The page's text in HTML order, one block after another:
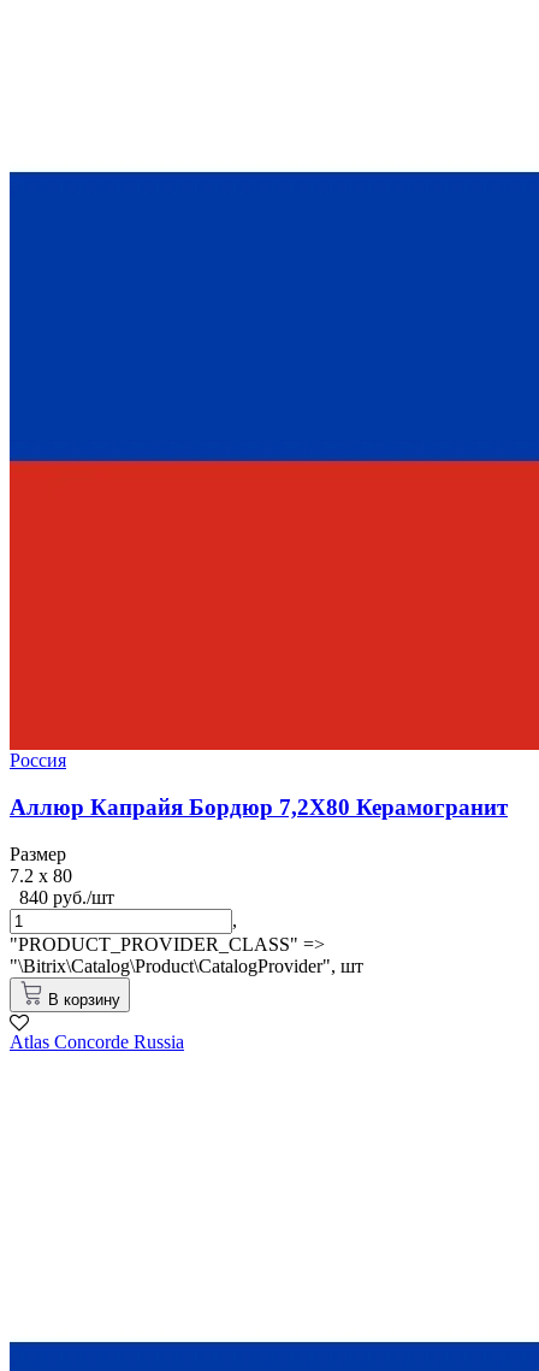
Россия
Аллюр Капрайя Бордюр 7,2X80 Керамогранит
Размер
7.2 x 80
840 руб./шт
,
"PRODUCT_PROVIDER_CLASS" =>
"\Bitrix\Catalog\Product\CatalogProvider", шт
В корзину
Atlas Concorde Russia